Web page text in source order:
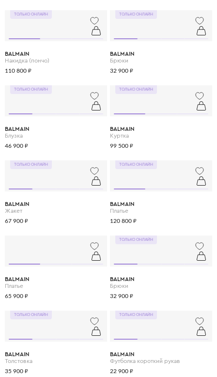
ТОЛЬКО ОНЛАЙН
BALMAIN
Накидка (пончо)
110 800 ₽
ТОЛЬКО ОНЛАЙН
BALMAIN
Брюки
32 900 ₽
ТОЛЬКО ОНЛАЙН
BALMAIN
Блузка
46 900 ₽
ТОЛЬКО ОНЛАЙН
BALMAIN
Куртка
99 500 ₽
ТОЛЬКО ОНЛАЙН
BALMAIN
Жакет
67 900 ₽
ТОЛЬКО ОНЛАЙН
BALMAIN
Платье
120 800 ₽
BALMAIN
Платье
65 900 ₽
ТОЛЬКО ОНЛАЙН
BALMAIN
Брюки
32 900 ₽
ТОЛЬКО ОНЛАЙН
BALMAIN
Толстовка
35 900 ₽
ТОЛЬКО ОНЛАЙН
BALMAIN
Футболка короткий рукав
22 900 ₽